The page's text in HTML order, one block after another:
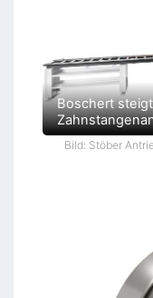
Boschert
Bild: Stöber